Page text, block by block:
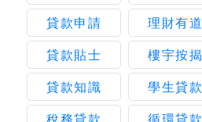
貸款申請
理財有道
貸款貼士
樓宇按揭
貸款知識
學生貸款